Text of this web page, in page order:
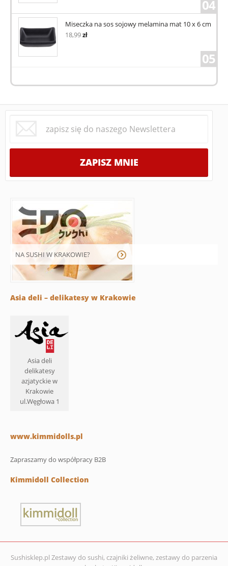
04
Miseczka na sos sojowy melamina mat 10 x 6 cm
18,99zł
05
NA SUSHI W KRAKOWIE?
Asia deli – delikatesy w Krakowie
Asia deli
delikatesy
azjatyckie w
Krakowie
ul.Węgłowa 1
www.kimmidolls.pl
Zapraszamy do współpracy B2B
Kimmidoll Collection
Sushisklep.pl Zestawy do sushi, czajniki żeliwne, zestawy do parzenia